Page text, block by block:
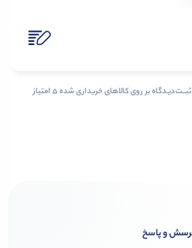
شمـا هـم دربـاره ایـن کــالا دیــدگاه ثبــت کنید، بــا ثبــت‌دیـدگاه بر روی کالاهای خریداری شده ۵ امتیاز
و پاسخ